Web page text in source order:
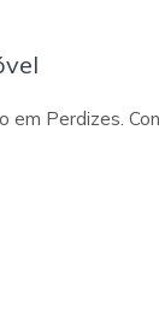
em Perdizes.